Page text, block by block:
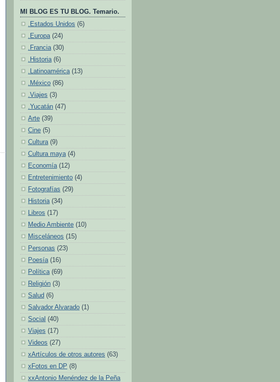
MI BLOG ES TU BLOG. Temario.
.Estados Unidos (6)
.Europa (24)
.Francia (30)
.Historia (6)
.Latinoamérica (13)
.México (86)
.Viajes (3)
.Yucatán (47)
Arte (39)
Cine (5)
Cultura (9)
Cultura maya (4)
Economía (12)
Entretenimiento (4)
Fotografías (29)
Historia (34)
Libros (17)
Medio Ambiente (10)
Misceláneos (15)
Personas (23)
Poesía (16)
Política (69)
Religión (3)
Salud (6)
Salvador Alvarado (1)
Social (40)
Viajes (17)
Videos (27)
xArtículos de otros autores (63)
xFotos en DP (8)
xxAntonio Menéndez de la Peña